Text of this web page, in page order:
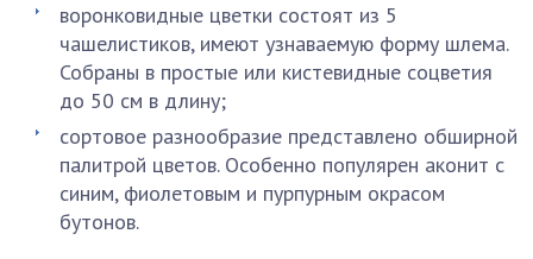
воронковидные цветки состоят из 5
чашелистиков, имеют узнаваемую форму шлема.
Собраны в простые или кистевидные соцветия
до 50 см в длину;
сортовое разнообразие представлено обширной
палитрой цветов. Особенно популярен аконит с
синим, фиолетовым и пурпурным окрасом
бутонов.